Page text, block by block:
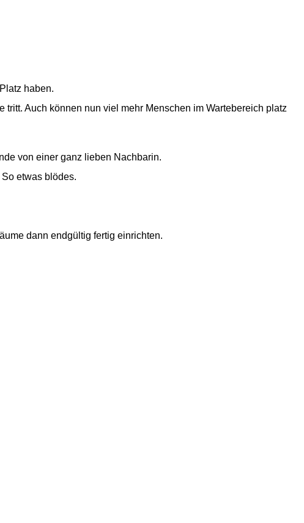
haben.
Auch können nun viel mehr Menschen im Wartebereich platz
von einer ganz lieben Nachbarin.
etwas blödes.
dann endgültig fertig einrichten.